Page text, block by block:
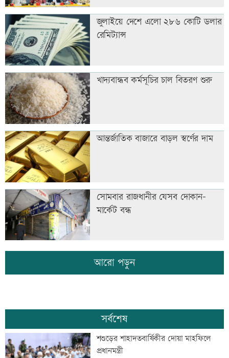
জুলাইয়ে দেশে এলো ২৮৬ কোটি ডলার
রেমিট্যান্স
খাদ্যবান্ধব কর্মসূচির চাল বিতরণ শুরু
আন্তর্জাতিক বাজারে বাড়ল স্বর্ণের দাম
সোমবার রাজধানীর যেসব দোকান-
মার্কেট বন্ধ
আরো পড়ুন
সর্বশেষ
শশুড়ের শাহাদতবার্ষিকীর দোয়া মাহফিলে
প্রধানমন্ত্রী